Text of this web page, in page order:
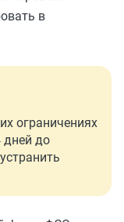
в
ограничениях
дней до